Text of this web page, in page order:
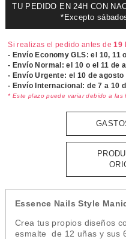
TU PEDIDO EN 24H CON
*Excepto
Si realizas el pedido antes de19
- Envío Economy GLS: el 10, 11
- Envío Normal: el 10 o el 11 de
- Envío Urgente: el10 de
- Envío Internacional: de 7 a 10
* Este plazo puede variar debido a las
Essence Nails Style
Crea tus propios diseños
esmalte de 12 uñas y sus